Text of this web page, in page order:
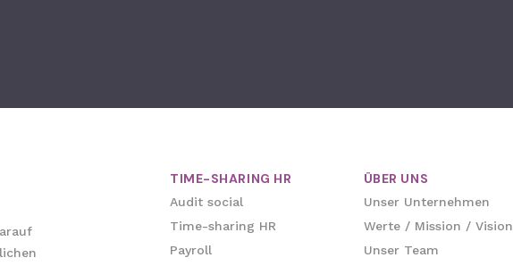
TIME-SHARING HR
Audit social
Time-sharing HR
Payroll
ÜBER UNS
Unser Unternehmen
Werte / Mission / Vision
Unser Team